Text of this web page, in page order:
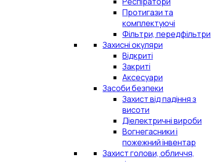
Протигази та
комплектуючі
Фільтри, передфільтри
Захисні окуляри
Відкриті
Закриті
Аксесуари
Засоби безпеки
Захист від падіння з
висоти
Діелектричні вироби
Вогнегасники і
пожежний інвентар
Захист голови, обличчя,